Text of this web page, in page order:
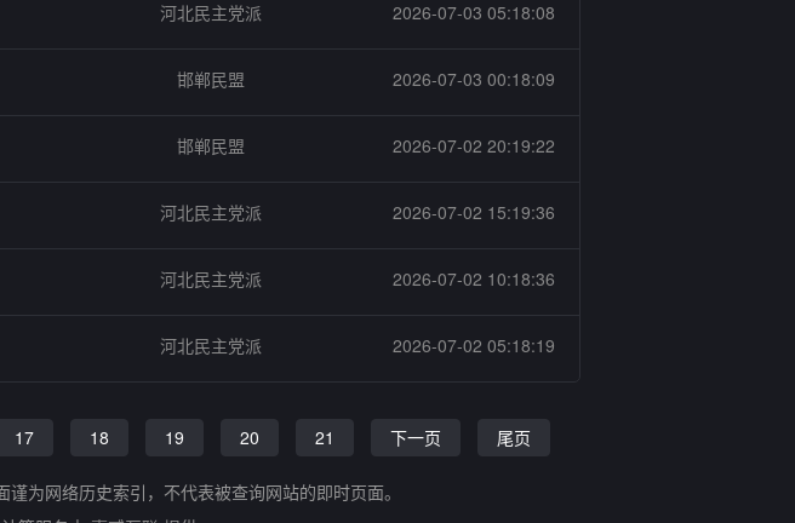
河北民主党派 2026-07-03 05:18:08
邯郸民盟 2026-07-03 00:18:09
邯郸民盟 2026-07-02 20:19:22
河北民主党派 2026-07-02 15:19:36
河北民主党派 2026-07-02 10:18:36
河北民主党派 2026-07-02 05:18:19
17 18 19 20 21 下一页 尾页
为网络历史索引，不代表被查询网站的即时页面。